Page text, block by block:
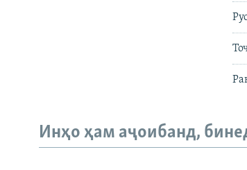
Инҳо ҳам аҷоибанд,